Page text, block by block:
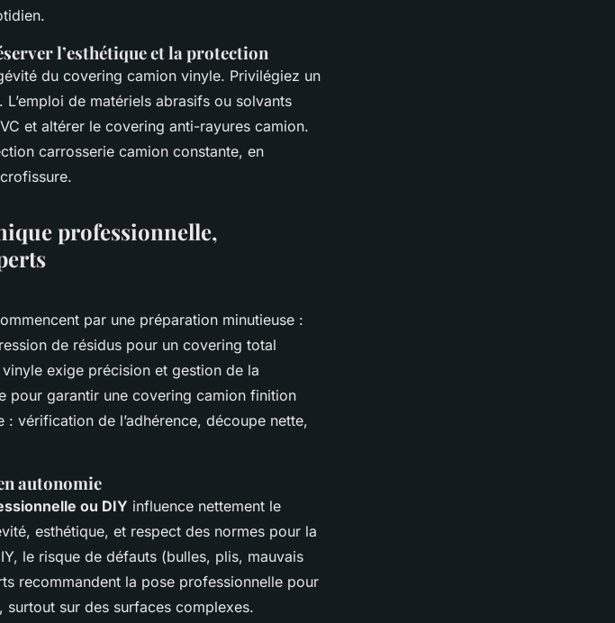
l’esthétique et la protection
du covering camion vinyle. Privilégiez un
de matériels abrasifs ou solvants
et altérer le covering anti-rayures camion.
carrosserie camion constante, en
professionnelle,
par une préparation minutieuse :
de résidus pour un covering total
exige précision et gestion de la
pour garantir une covering camion finition
vérification de l’adhérence, découpe nette,
autonomie
ou DIY influence nettement le
esthétique, et respect des normes pour la
le risque de défauts (bulles, plis, mauvais
recommandent la pose professionnelle pour
sur des surfaces complexes.